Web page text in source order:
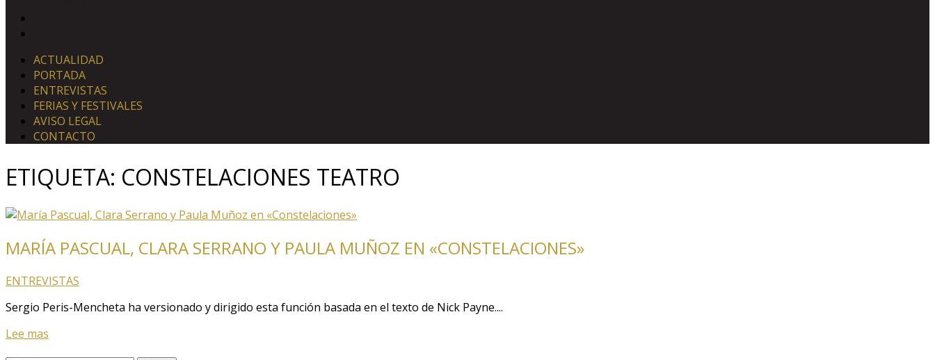
ACTUALIDAD
PORTADA
ENTREVISTAS
FERIAS Y FESTIVALES
AVISO LEGAL
CONTACTO
ETIQUETA: CONSTELACIONES TEATRO
MARÍA PASCUAL, CLARA SERRANO Y PAULA MUÑOZ EN «CONSTELACIONES»
ENTREVISTAS
Sergio Peris-Mencheta ha versionado y dirigido esta función basada en el texto de Nick Payne....
Lee mas